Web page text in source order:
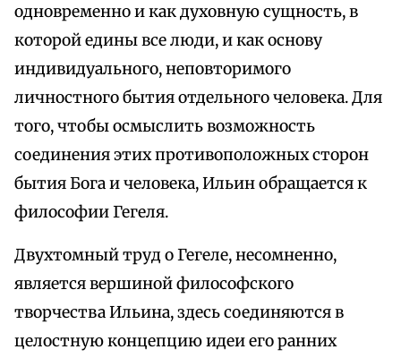
одновременно и как духовную сущность, в
которой едины все люди, и как основу
индивидуального, неповторимого
личностного бытия отдельного человека. Для
того, чтобы осмыслить возможность
соединения этих противоположных сторон
бытия Бога и человека, Ильин обращается к
философии Гегеля.
Двухтомный труд о Гегеле, несомненно,
является вершиной философского
творчества Ильина, здесь соединяются в
целостную концепцию идеи его ранних